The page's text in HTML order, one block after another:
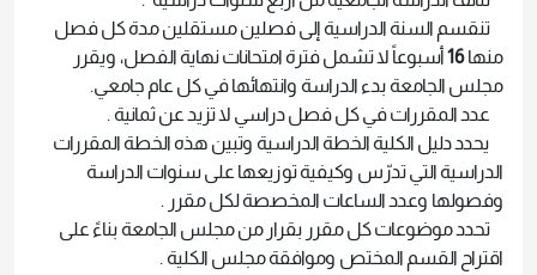
تنقسم السنة الدراسية إلى فصلين مستقلين مدة كل فصل
منها16أسبوعاً لا تشمل فترة امتحانات نهاية الفصل، ويقرر
مجلس الجامعة بدء الدراسة وانتهائها في كل عام جامعي.
عدد المقررات في كل فصل دراسي لا تزيد عن ثمانية .
يحدد دليل الكلية الخطة الدراسية وتبين هذه الخطة المقررات
الدراسية التي تدرّس وكيفية توزيعها على سنوات الدراسة
وفصولها وعدد الساعات المخصصة لكل مقرر .
تحدد موضوعات كل مقرر بقرار من مجلس الجامعة بناءً على
اقتراح القسم المختص وموافقة مجلس الكلية .